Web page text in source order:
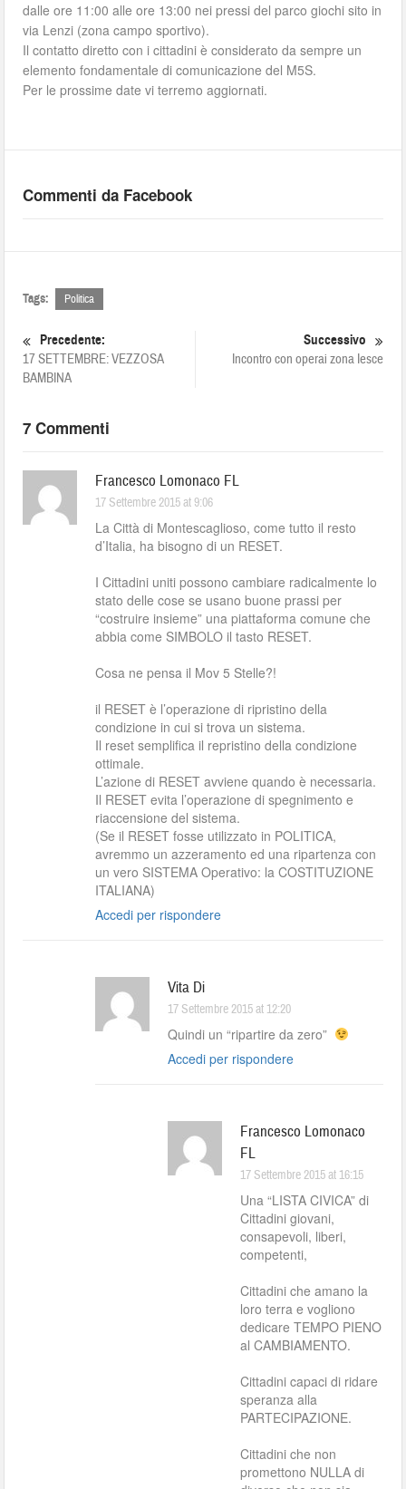
dalle ore 11:00 alle ore 13:00 nei pressi del parco giochi sito in
via Lenzi (zona campo sportivo).
Il contatto diretto con i cittadini è considerato da sempre un
elemento fondamentale di comunicazione del M5S.
Per le prossime date vi terremo aggiornati.
Commenti da Facebook
Tags: Politica
Precedente:
17 SETTEMBRE: VEZZOSA
BAMBINA
Successivo
Incontro con operai zona Iesce
7 Commenti
Francesco Lomonaco FL
17 Settembre 2015 at 9:06
La Città di Montescaglioso, come tutto il resto
d’Italia, ha bisogno di un RESET.
I Cittadini uniti possono cambiare radicalmente lo
stato delle cose se usano buone prassi per
“costruire insieme” una piattaforma comune che
abbia come SIMBOLO il tasto RESET.
Cosa ne pensa il Mov 5 Stelle?!
il RESET è l’operazione di ripristino della
condizione in cui si trova un sistema.
Il reset semplifica il repristino della condizione
ottimale.
L’azione di RESET avviene quando è necessaria.
Il RESET evita l’operazione di spegnimento e
riaccensione del sistema.
(Se il RESET fosse utilizzato in POLITICA,
avremmo un azzeramento ed una ripartenza con
un vero SISTEMA Operativo: la COSTITUZIONE
ITALIANA)
Accedi per rispondere
Vita Di
17 Settembre 2015 at 12:20
Quindi un “ripartire da zero”
Accedi per rispondere
Francesco Lomonaco
FL
17 Settembre 2015 at 16:15
Una “LISTA CIVICA” di
Cittadini giovani,
consapevoli, liberi,
competenti,
Cittadini che amano la
loro terra e vogliono
dedicare TEMPO PIENO
al CAMBIAMENTO.
Cittadini capaci di ridare
speranza alla
PARTECIPAZIONE.
Cittadini che non
promettono NULLA di